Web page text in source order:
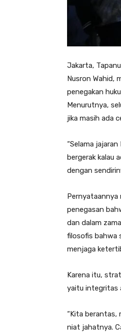
Jakarta,
Nusron Wahid,
penegakan
Menurutnya,
jika masih ada
“Selama
bergerak kalau
dengan
Pernyataannya
penegasan
dan dalam
filosofis bahwa
menjaga
Karena itu,
yaitu integritas
“Kita berantas,
niat jahatnya.